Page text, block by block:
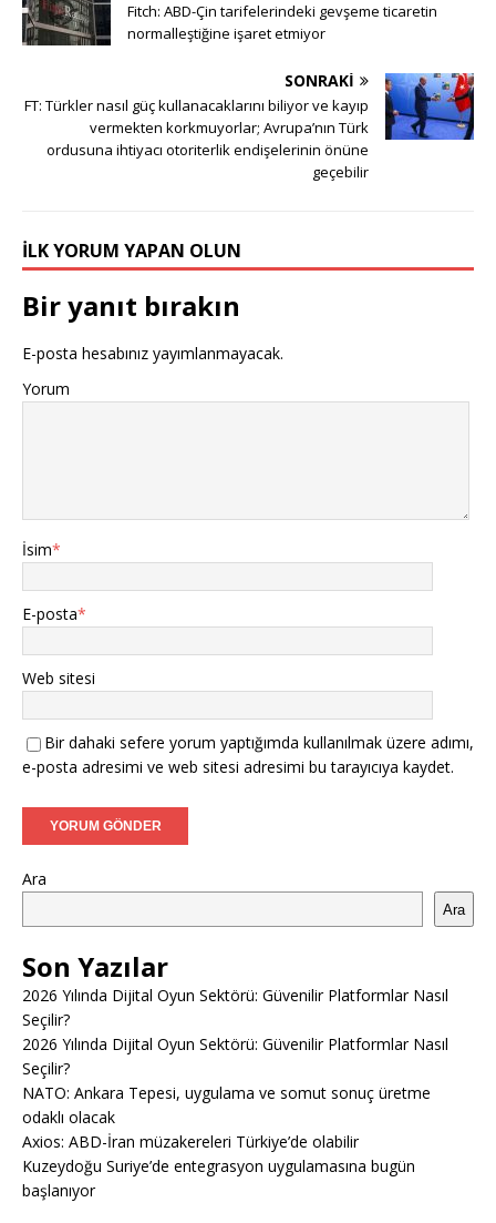
Fitch: ABD-Çin tarifelerindeki gevşeme ticaretin
normalleştiğine işaret etmiyor
SONRAKI
FT: Türkler nasıl güç kullanacaklarını biliyor ve kayıp
vermekten korkmuyorlar; Avrupa’nın Türk
ordusuna ihtiyacı otoriterlik endişelerinin önüne
geçebilir
İLK YORUM YAPAN OLUN
Bir yanıt bırakın
E-posta hesabınız yayımlanmayacak.
Yorum
İsim*
E-posta*
Web sitesi
Bir dahaki sefere yorum yaptığımda kullanılmak üzere adımı,
e-posta adresimi ve web sitesi adresimi bu tarayıcıya kaydet.
Ara
Ara
Son Yazılar
2026 Yılında Dijital Oyun Sektörü: Güvenilir Platformlar Nasıl
Seçilir?
2026 Yılında Dijital Oyun Sektörü: Güvenilir Platformlar Nasıl
Seçilir?
NATO: Ankara Tepesi, uygulama ve somut sonuç üretme
odaklı olacak
Axios: ABD-İran müzakereleri Türkiye’de olabilir
Kuzeydoğu Suriye’de entegrasyon uygulamasına bugün
başlanıyor